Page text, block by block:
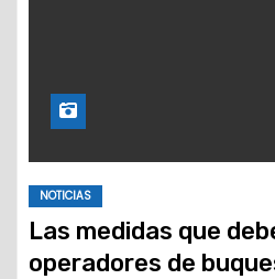
NOTICIAS
Las medidas que
operadores de